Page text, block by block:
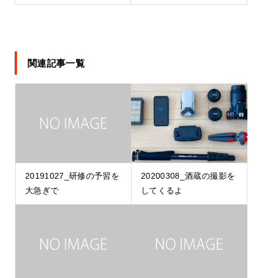
関連記事一覧
20191027_研修の予習を
大急ぎで
20200308_酒蔵の撮影を
してくるよ